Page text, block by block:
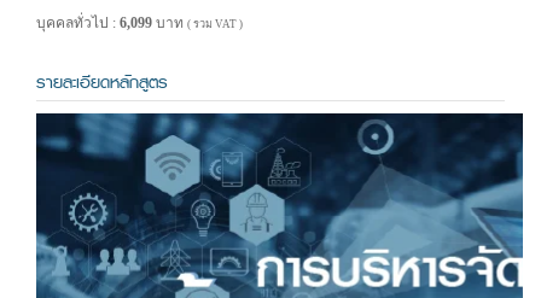
บุคคลทั่วไป : 6,099 บาท ( รวม VAT )
รายละเอียดหลักสูตร